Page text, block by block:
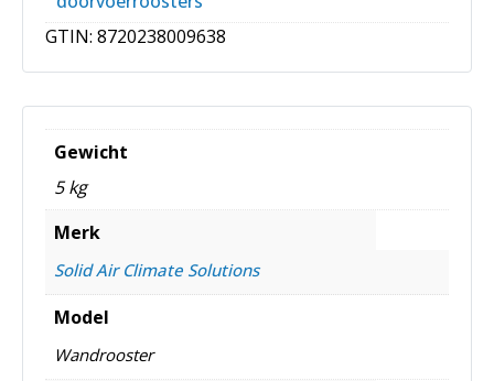
GTIN: 8720238009638
Gewicht
5 kg
Merk
Solid Air Climate Solutions
Model
Wandrooster